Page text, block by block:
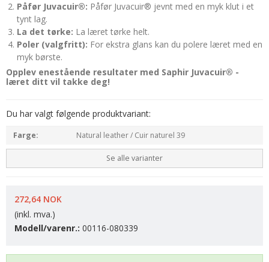
Påfør Juvacuir®: Påfør Juvacuir® jevnt med en myk klut i et
tynt lag.
La det tørke: La læret tørke helt.
Poler (valgfritt): For ekstra glans kan du polere læret med en
myk børste.
Opplev enestående resultater med Saphir Juvacuir® -
læret ditt vil takke deg!
Du har valgt følgende produktvariant:
Farge: Natural leather / Cuir naturel 39
Se alle varianter
272,64 NOK
(inkl. mva.)
Modell/varenr.: 00116-080339